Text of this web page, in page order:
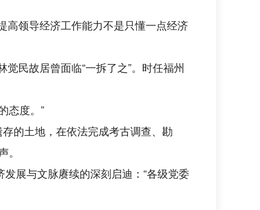
高领导经济工作能力不是只懂一点经济
民故居曾面临“一拆了之”。时任福州
态度。”
的土地，在依法完成考古调查、勘
展与文脉赓续的深刻启迪：“各级党委